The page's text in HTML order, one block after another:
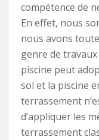
compétence de
En effet, nous
nous avons
genre de travaux
piscine peut
sol et la piscine
terrassement
d’appliquer les
terrassement